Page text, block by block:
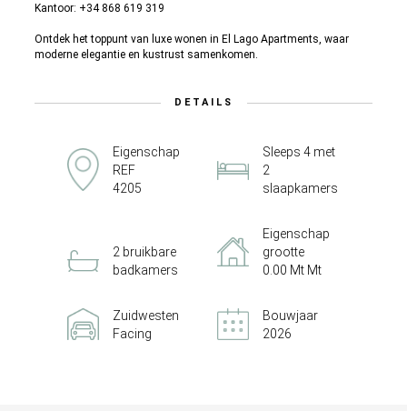
Kantoor: +34 868 619 319
Ontdek het toppunt van luxe wonen in El Lago Apartments, waar
moderne elegantie en kustrust samenkomen.
DETAILS
Eigenschap
REF
4205
Sleeps 4 met
2
slaapkamers
2 bruikbare
badkamers
Eigenschap
grootte
0.00 Mt Mt
Zuidwesten
Facing
Bouwjaar
2026